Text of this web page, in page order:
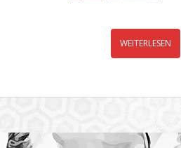
WEITERLESEN